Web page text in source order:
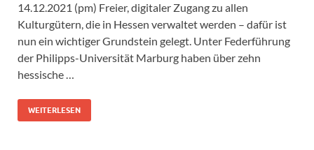
14.12.2021 (pm) Freier, digitaler Zugang zu allen
Kulturgütern, die in Hessen verwaltet werden – dafür ist
nun ein wichtiger Grundstein gelegt. Unter Federführung
der Philipps-Universität Marburg haben über zehn
hessische …
WEITERLESEN